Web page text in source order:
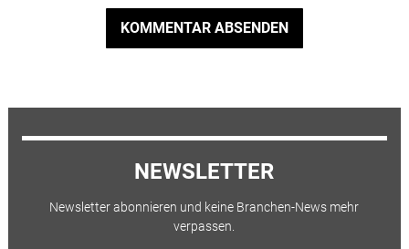
KOMMENTAR ABSENDEN
NEWSLETTER
Newsletter abonnieren und keine Branchen-News mehr
verpassen.